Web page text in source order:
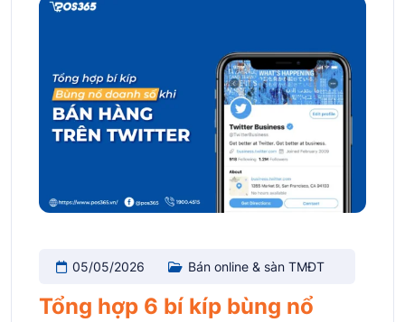
05/05/2026 Bán online & sàn TMĐT
Tổng hợp 6 bí kíp bùng nổ